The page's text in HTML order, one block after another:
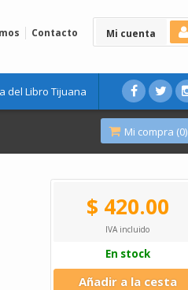
Mi cuenta
Contacto
del Libro Tijuana
Mi compra (0)
$ 420.00
IVA incluido
En stock
Añadir a la cesta